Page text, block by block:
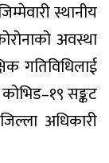
स्थानीय
अवस्था
गतिविधिलाई
सङ्कट
अधिकारी